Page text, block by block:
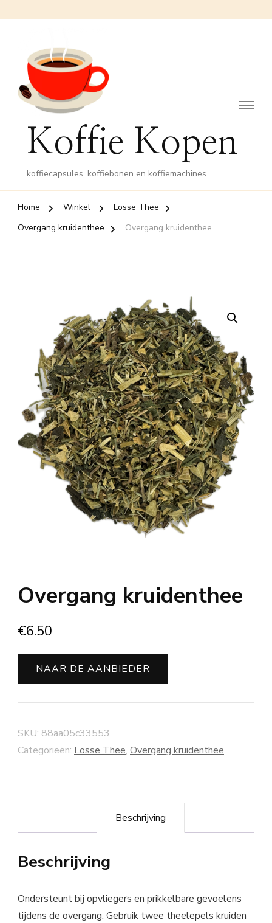
Koffie Kopen
koffiecapsules, koffiebonen en koffiemachines
Home Winkel
Losse Thee
Overgang kruidenthee
Overgang kruidenthee
Overgang kruidenthee
€6.50
NAAR DE AANBIEDER
SKU: 88aa05c33553
Categorieën: Losse Thee, Overgang kruidenthee
Beschrijving
Beschrijving
Ondersteunt bij opvliegers en prikkelbare gevoelens
tijdens de overgang. Gebruik twee theelepels kruiden